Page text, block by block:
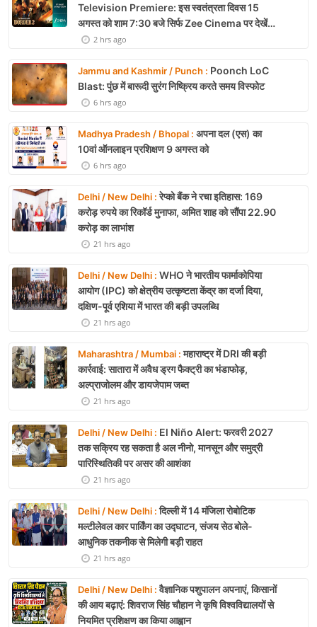
Television Premiere: इस स्वतंत्रता दिवस 15
अगस्त को शाम 7:30 बजे सिर्फ Zee Cinema पर देखें
बॉर्डर 22 hrs ago
Jammu and Kashmir / Punch : Poonch LoC
Blast: पुंछ में बारूदी सुरंग निष्क्रिय करते समय विस्फोट
6 hrs ago
Madhya Pradesh / Bhopal : अपना दल (एस) का
10वां ऑनलाइन प्रशिक्षण 9 अगस्त को
6 hrs ago
Delhi / New Delhi :रेप्को बैंक ने रचा इतिहास: 169
करोड़ रुपये का रिकॉर्ड मुनाफा, अमित शाह को सौंपा 22.90
करोड़ का लाभांश
21 hrs ago
Delhi / New Delhi : WHO ने भारतीय फार्माकोपिया
आयोग (IPC) को क्षेत्रीय उत्कृष्टता केंद्र का दर्जा दिया,
दक्षिण-पूर्व एशिया में भारत की बड़ी उपलब्धि
21 hrs ago
Maharashtra / Mumbai :महाराष्ट्र में DRI की बड़ी
कार्रवाई: सातारा में अवैध ड्रग फैक्ट्री का भंडाफोड़,
अल्प्राजोलम और डायजेपाम जब्त
21 hrs ago
Delhi / New Delhi : El Niño Alert: फरवरी 2027
तक सक्रिय रह सकता है अल नीनो, मानसून और समुद्री
पारिस्थितिकी पर असर की आशंका
21 hrs ago
Delhi / New Delhi :दिल्ली में 14 मंजिला रोबोटिक
मल्टीलेवल कार पार्किंग का उद्घाटन, संजय सेठ बोले-
आधुनिक तकनीक से मिलेगी बड़ी राहत
21 hrs ago
Delhi / New Delhi :वैज्ञानिक पशुपालन अपनाएं, किसानों
की आय बढ़ाएं: शिवराज सिंह चौहान ने कृषि विश्वविद्यालयों से
नियमित प्रशिक्षण का किया आह्वान